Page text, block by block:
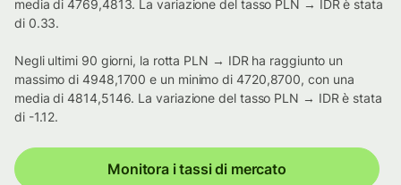
media di 4769,4813. La variazione del tasso PLN → IDR è stata
di 0.33.
Negli ultimi 90 giorni, la rotta PLN → IDR ha raggiunto un
massimo di 4948,1700 e un minimo di 4720,8700, con una
media di 4814,5146. La variazione del tasso PLN → IDR è stata
di -1.12.
Monitora i tassi di mercato